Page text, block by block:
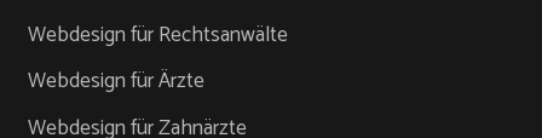
Webdesign für Rechtsanwälte
Webdesign für Ärzte
Webdesign für Zahnärzte